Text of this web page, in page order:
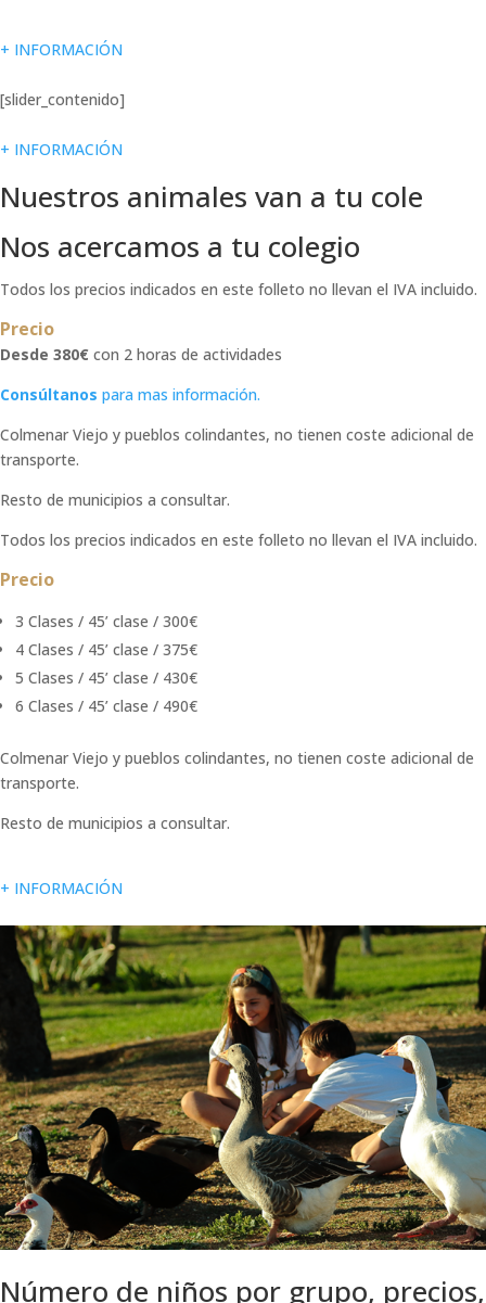
+ INFORMACIÓN
[slider_contenido]
+ INFORMACIÓN
Nuestros animales van a tu cole
Nos acercamos a tu colegio
Todos los precios indicados en este folleto no llevan el IVA incluido.
Precio
Desde 380€ con 2 horas de actividades
Consúltanos para mas información.
Colmenar Viejo y pueblos colindantes, no tienen coste adicional de
transporte.
Resto de municipios a consultar.
Todos los precios indicados en este folleto no llevan el IVA incluido.
Precio
3 Clases / 45’ clase / 300€
4 Clases / 45’ clase / 375€
5 Clases / 45’ clase / 430€
6 Clases / 45’ clase / 490€
Colmenar Viejo y pueblos colindantes, no tienen coste adicional de
transporte.
Resto de municipios a consultar.
+ INFORMACIÓN
Número de niños por grupo, precios,